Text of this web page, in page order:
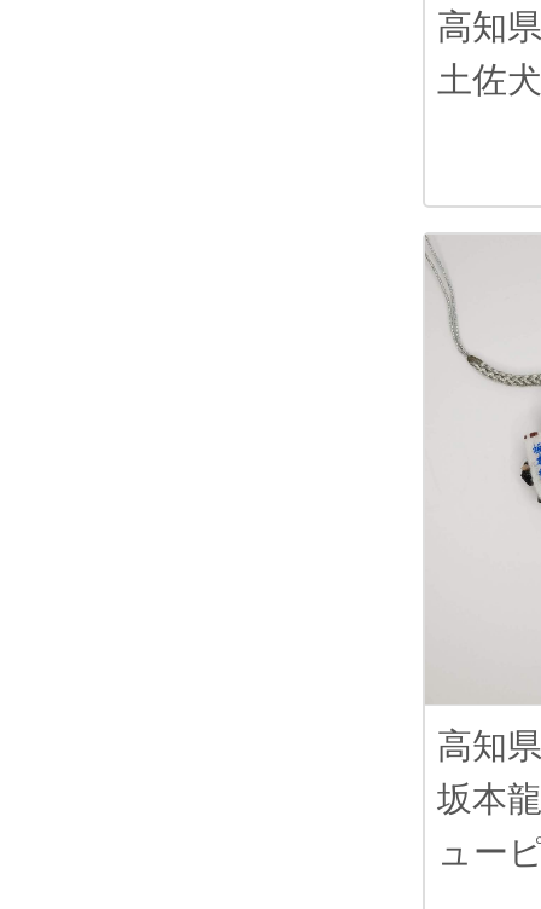
高知県
土佐
高知県
坂本
ュー